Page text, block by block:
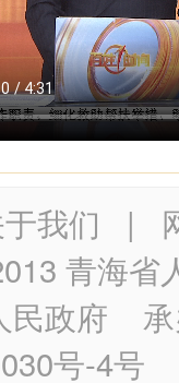
我们 |
青海省
民政府 承
号-4号